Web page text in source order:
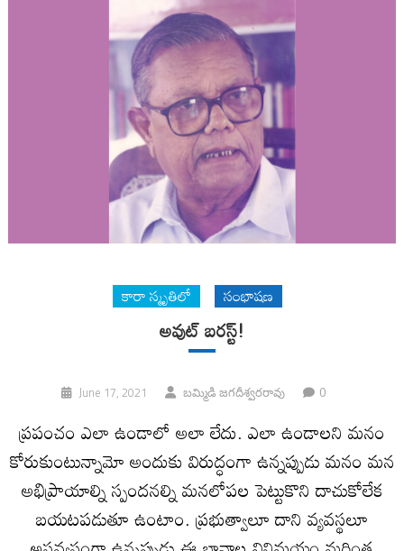
కారా స్మృతిలో సంభాషణ
అవుట్ బరస్ట్!
June 17, 2021 బమ్మిడి జగదీశ్వరరావు 0
ప్రపంచం ఎలా ఉండాలో అలా లేదు. ఎలా ఉండాలని మనం
కోరుకుంటున్నామో అందుకు విరుద్ధంగా ఉన్నప్పుడు మనం మన
అభిప్రాయాల్ని స్పందనల్ని మనలోపల పెట్టుకొని దాచుకోలేక
బయటపడుతూ ఉంటాం. ప్రభుత్వాలూ దాని వ్యవస్థలూ